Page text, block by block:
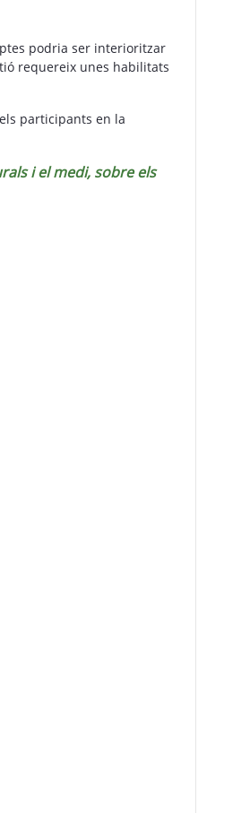
podria ser interioritzar
requereix unes habilitats
participants en la
i el medi, sobre els